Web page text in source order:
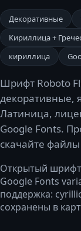
Декоративные
Кириллица +
кириллица
Шрифт Roboto
декоративные,
Латиница,
Google Fonts.
скачайте
Открытый шрифт
Google Fonts
поддержка:
сохранены в